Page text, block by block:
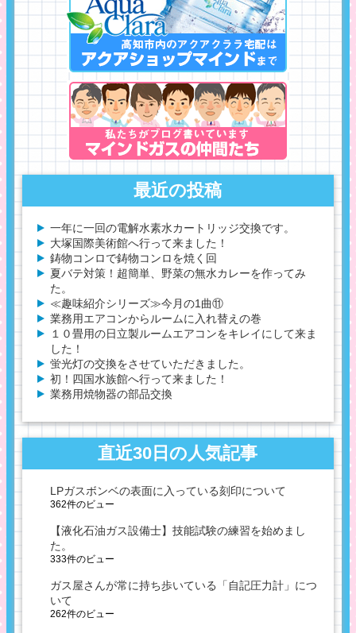
最近の投稿
一年に一回の電解水素水カートリッジ交換です。
大塚国際美術館へ行って来ました！
鋳物コンロで鋳物コンロを焼く回
夏バテ対策！超簡単、野菜の無水カレーを作ってみ
た。
≪趣味紹介シリーズ≫今月の1曲⑪
業務用エアコンからルームに入れ替えの巻
１０畳用の日立製ルームエアコンをキレイにして来ま
した！
蛍光灯の交換をさせていただきました。
初！四国水族館へ行って来ました！
業務用焼物器の部品交換
直近30日の人気記事
LPガスボンベの表面に入っている刻印について
362件のビュー
【液化石油ガス設備士】技能試験の練習を始めまし
た。
333件のビュー
ガス屋さんが常に持ち歩いている「自記圧力計」につ
いて
262件のビュー